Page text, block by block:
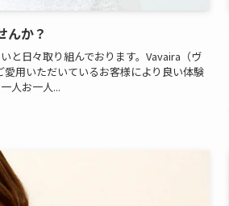
んか？
と日々取り組んでおります。Vavaira（ヴ
用いただいているお客様により良い体験
人お一人...